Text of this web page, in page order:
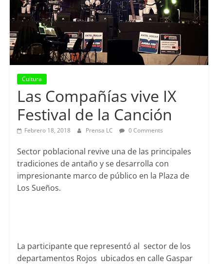
Cultura
Las Compañías vive IX
Festival de la Canción
Febrero 18, 2018 Prensa LC 0 Comments
Sector poblacional revive una de las principales
tradiciones de antaño y se desarrolla con
impresionante marco de público en la Plaza de
Los Sueños.
La participante que representó al sector de los
departamentos Rojos ubicados en calle Gaspar